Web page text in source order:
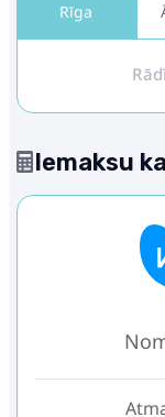
Rīga
Iemaksu